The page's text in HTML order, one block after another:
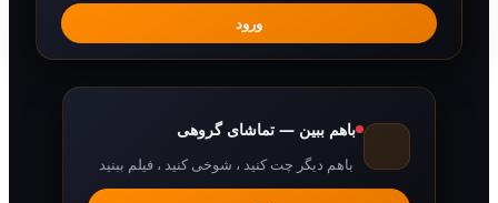
باهم ببین — تماشای گروهی
باهم دیگر چت کنید ، شوخی کنید ، فیلم ببنید